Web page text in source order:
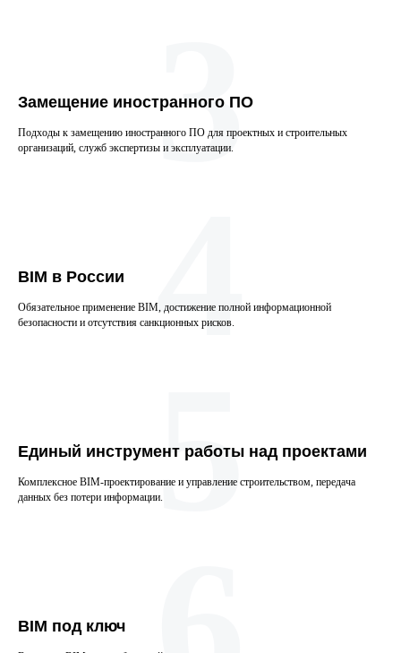
Замещение иностранного ПО
Подходы к замещению иностранного ПО для проектных и строительных
организаций, служб экспертизы и эксплуатации.
3
BIM в России
Обязательное применение BIM, достижение полной информационной
безопасности и отсутствия санкционных рисков.
4
Единый инструмент работы над проектами
Комплексное BIM-проектирование и управление строительством, передача
данных без потери информации.5
BIM под ключ